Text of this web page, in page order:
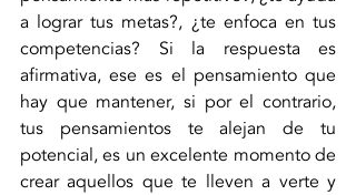
a lograr tus metas?, ¿te enfoca en tus
competencias? Si la respuesta es
afirmativa, ese es el pensamiento que
hay que mantener, si por el contrario,
tus pensamientos te alejan de tu
potencial, es un excelente momento de
crear aquellos que te lleven a verte y